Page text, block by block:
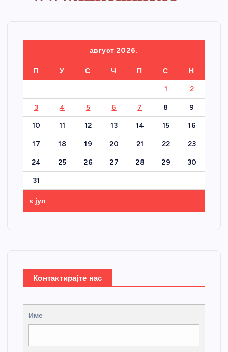
август 2026.
П У С Ч П С Н
1 2
3 4 5 6 7 8 9
10 11 12 13 14 15 16
17 18 19 20 21 22 23
24 25 26 27 28 29 30
31
« јул
Контактирајте нас
Име